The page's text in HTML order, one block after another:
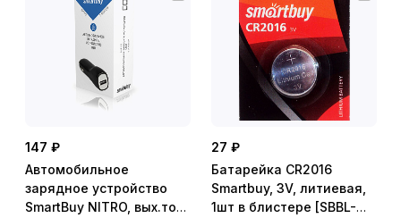
147 ₽
Автомобильное
зарядное устройство
SmartBuy NITRO, вых.ток
27 ₽
Батарейка CR2016
Smartbuy, 3V, литиевая,
1шт в блистере [SBBL-